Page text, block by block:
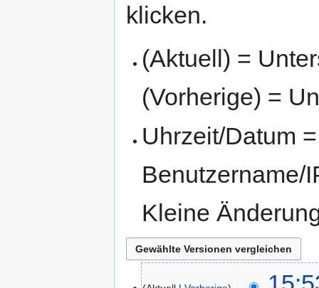
klicken.
(Aktuell) =
(Vorherige) =
Uhrzeit/Datum
Benutzername/
Kleine